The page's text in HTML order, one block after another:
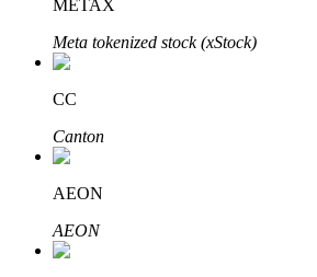
Đầu tư cố định và quản lý tài chính
Tận hưởng việc quản lý tài chính hiện
METAX
Meta tokenized stock (xStock)
CC
Canton
AEON
AEON